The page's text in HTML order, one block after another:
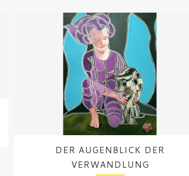
DER AUGENBLICK DER
VERWANDLUNG